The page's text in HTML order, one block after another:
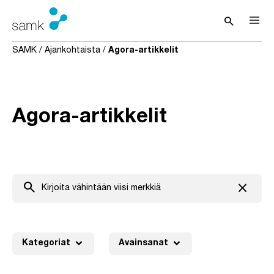
Siirry sisältöön
searchAvaa haku
SAMK / Ajankohtaista / Agora-artikkelit
Agora-artikkelit
search close
Kategoriat expand_more Avainsanat expand_more